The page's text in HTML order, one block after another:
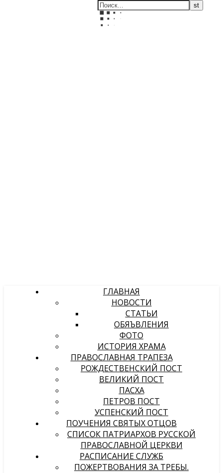
ГЛАВНАЯ
НОВОСТИ
СТАТЬИ
ОБЯЪВЛЕНИЯ
ФОТО
ИСТОРИЯ ХРАМА
ПРАВОСЛАВНАЯ ТРАПЕЗА
РОЖДЕСТВЕНСКИЙ ПОСТ
ВЕЛИКИЙ ПОСТ
ПАСХА
ПЕТРОВ ПОСТ
УСПЕНСКИЙ ПОСТ
ПОУЧЕНИЯ СВЯТЫХ ОТЦОВ
СПИСОК ПАТРИАРХОВ РУССКОЙ
ПРАВОСЛАВНОЙ ЦЕРКВИ
РАСПИСАНИЕ СЛУЖБ
ПОЖЕРТВОВАНИЯ ЗА ТРЕБЫ.